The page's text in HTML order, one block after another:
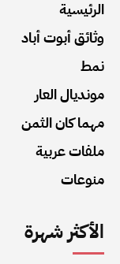
الرئيسية
وثائق أبوت أباد
نمط
مونديال العار
مهما كان الثمن
ملفات عربية
منوعات
الأكثر شهرة